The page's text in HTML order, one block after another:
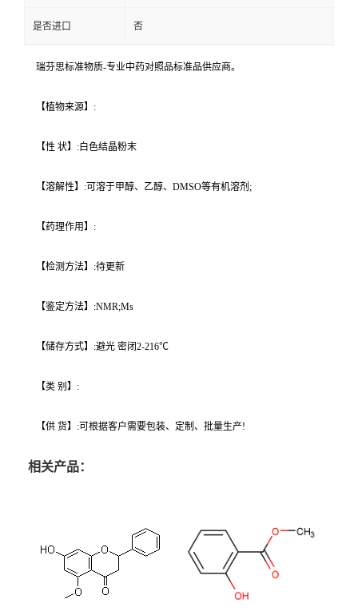
是否进口 否
瑞芬思标准物质-专业中药对照品标准品供应商。
【植物来源】:
【性 状】:白色结晶粉末
【溶解性】:可溶于甲醇、乙醇、DMSO等有机溶剂;
【药理作用】:
【检测方法】:待更新
【鉴定方法】:NMR;Ms
【储存方式】:避光 密闭2-216℃
【类 别】:
【供 货】:可根据客户需要包装、定制、批量生产!
相关产品：